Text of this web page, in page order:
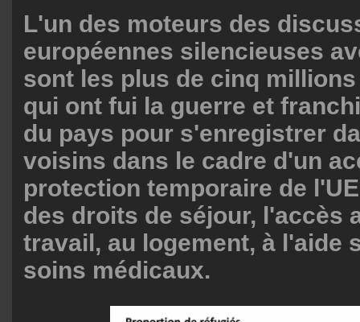
L'un des moteurs des
européennes silencieuses
sont les plus de cinq
qui ont fui la guerre et
du pays pour s'enregistrer
voisins dans le cadre d'un
protection temporaire de
des droits de séjour, l'accès
travail, au logement, à l'aide
soins médicaux.